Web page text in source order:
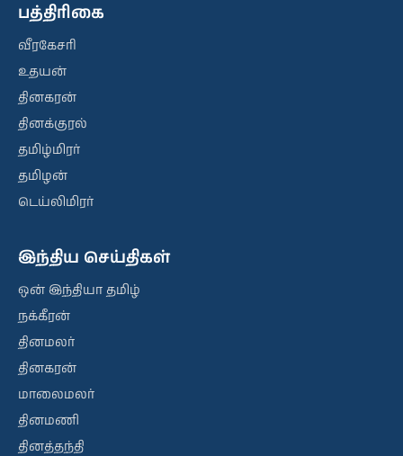
பத்திரிகை
வீரகேசரி
உதயன்
தினகரன்
தினக்குரல்
தமிழ்மிரர்
தமிழன்
டெய்லிமிரர்
இந்திய செய்திகள்
ஒன் இந்தியா தமிழ்
நக்கீரன்
தினமலர்
தினகரன்
மாலைமலர்
தினமணி
தினத்தந்தி